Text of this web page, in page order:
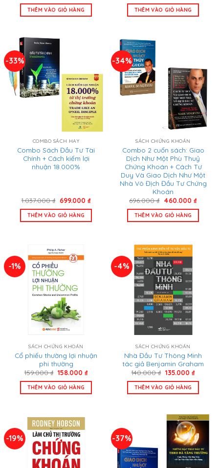
là:
298.000 ₫.
tại
THÊM VÀO GIỎ HÀNG là:
1.128.000 ₫.
tại
THÊM VÀO GIỎ HÀNG
-33%
COMBO SÁCH HAY
Combo Sách Đầu Tư Tài
Chính + Cách kiếm lợi
nhuận 18.000%
1.037.000₫ Giá
là:
1.037.000 ₫.
699.000 ₫Giá
tại
THÊM VÀO GIỎ HÀNG
-34%
SÁCH CHỨNG KHOÁN
Combo 2 cuốn sách: Giao
Dịch Như Một Phù Thuỷ
Chứng Khoán + Cách Tư
Duy Và Giao Dịch Như Một
Nhà Vô Địch Đầu Tư Chứng
Khoán
696.000₫ Giá
là:
696.000 ₫.
460.000 ₫Giá
tại
THÊM VÀO GIỎ HÀNG
-1%
SÁCH CHỨNG KHOÁN
Cổ phiếu thường lợi nhuận
phi thường
159.000₫ Giá
là:
159.000 ₫.
158.000 ₫Giá
tại
THÊM VÀO GIỎ HÀNG
-4%
SÁCH CHỨNG KHOÁN
Nhà Đầu Tư Thông Minh
tác giả Benjamin Graham
140.000₫ Giá
là:
140.000 ₫.
135.000 ₫Giá
tại
THÊM VÀO GIỎ HÀNG
-19% -37%